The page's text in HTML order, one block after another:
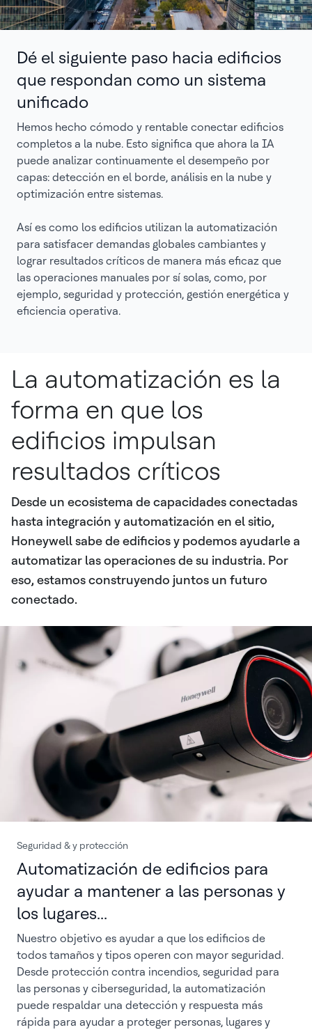
Dé el siguiente paso hacia edificios
que respondan como un sistema
unificado
Hemos hecho cómodo y rentable conectar edificios
completos a la nube. Esto significa que ahora la IA
puede analizar continuamente el desempeño por
capas: detección en el borde, análisis en la nube y
optimización entre sistemas.
Así es como los edificios utilizan la automatización
para satisfacer demandas globales cambiantes y
lograr resultados críticos de manera más eficaz que
las operaciones manuales por sí solas, como, por
ejemplo, seguridad y protección, gestión energética y
eficiencia operativa.
La automatización es la
forma en que los
edificios impulsan
resultados críticos
Desde un ecosistema de capacidades conectadas
hasta integración y automatización en el sitio,
Honeywell sabe de edificios y podemos ayudarle a
automatizar las operaciones de su industria. Por
eso, estamos construyendo juntos un futuro
conectado.
Seguridad & y protección
Automatización de edificios para
ayudar a mantener a las personas y
los lugares...
Nuestro objetivo es ayudar a que los edificios de
todos tamaños y tipos operen con mayor seguridad.
Desde protección contra incendios, seguridad para
las personas y ciberseguridad, la automatización
puede respaldar una detección y respuesta más
rápida para ayudar a proteger personas, lugares y